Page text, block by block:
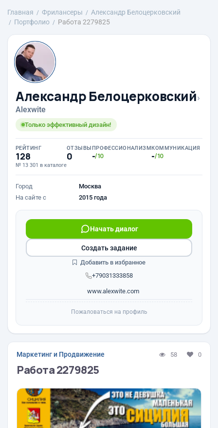
Главная Фрилансеры
Александр Белоцерковский
Портфолио
Работа 2279825
Александр Белоцерковский›
Alexwite
Только эффективный дизайн!
РЕЙТИНГ
128
№ 13 301 в каталоге
ОТЗЫВЫ
0
ПРОФЕССИОНАЛИЗМ
-/10
КОММУНИКАЦИЯ
-/10
Город
Москва
На сайте с
2015 года
+79031333858
Начать диалог
www.alexwite.com
Создать задание
Добавить в избранное
Пожаловаться на профиль
Маркетинг и Продвижение 58 0
Работа 2279825